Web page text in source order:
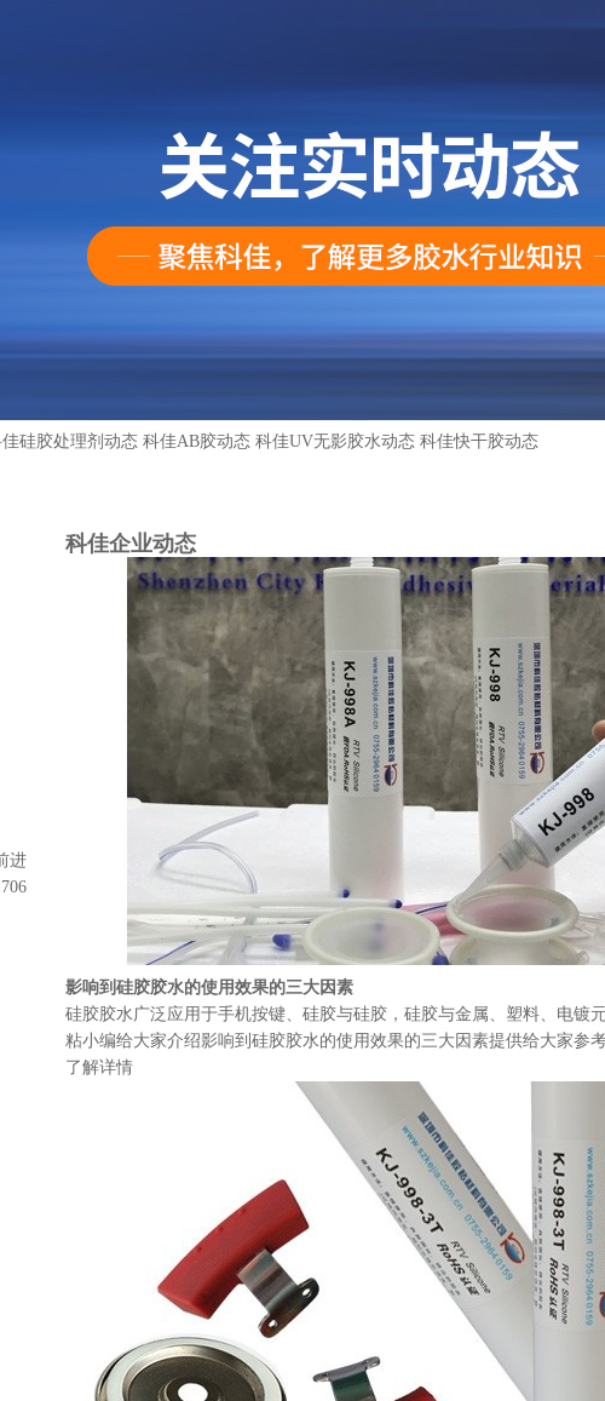
硅胶处理剂动态 科佳AB胶动态 科佳UV无影胶水动态 科佳快干胶动态
进
科佳企业动态
影响到硅胶胶水的使用效果的三大因素
硅胶胶水广泛应用于手机按键、硅胶与硅胶，硅胶与金属、塑料、电
粘小编给大家介绍影响到硅胶胶水的使用效果的三大因素提供给大家参考
了解详情